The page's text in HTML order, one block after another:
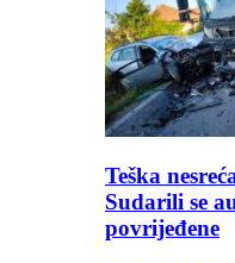
Teška
Sudarili se
povrijeđene